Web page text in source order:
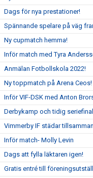
Dags för nya prestationer!
Spännande spelare på väg
Ny cupmatch hemma!
Inför match med Tyra
Anmälan Fotbollskola 2022!
Ny toppmatch på Arena Ceos!
Inför VIF-DSK med Anton
Derbykamp och tidig
Vimmerby IF städar
Inför match- Molly Levin
Dags att fylla läktaren igen!
Gratis entré till